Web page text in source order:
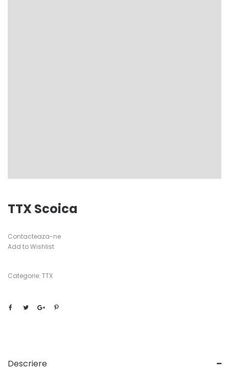
TTX Scoica
Contacteaza-ne
Add to Wishlist
Categorie: TTX
Descriere